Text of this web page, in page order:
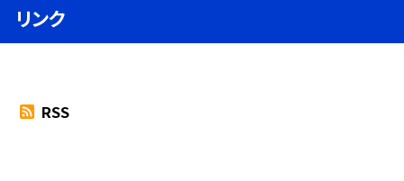
リンク
RSS